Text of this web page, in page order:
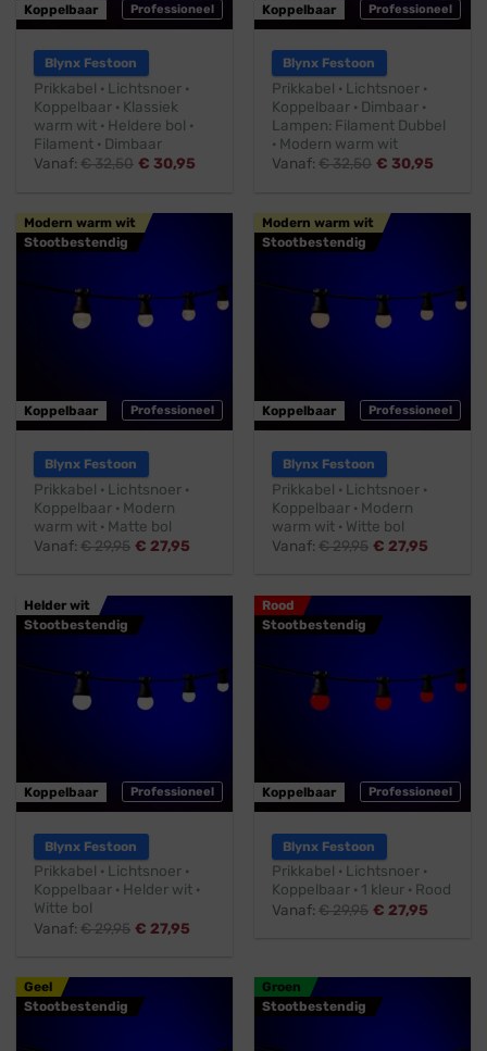
Professioneel
Koppelbaar
Blynx Festoon
Prikkabel · Lichtsnoer ·
Koppelbaar · Klassiek
warm wit · Heldere bol ·
Filament · Dimbaar
Vanaf:€32,50 € 30,95
Professioneel
Koppelbaar
Blynx Festoon
Prikkabel · Lichtsnoer ·
Koppelbaar · Dimbaar ·
Lampen: Filament Dubbel
· Modern warm wit
Vanaf:€32,50 € 30,95
Professioneel
Modern warm wit
Stootbestendig
Koppelbaar
Blynx Festoon
Prikkabel · Lichtsnoer ·
Koppelbaar · Modern
warm wit · Matte bol
Vanaf:€29,95 € 27,95
Professioneel
Modern warm wit
Stootbestendig
Koppelbaar
Blynx Festoon
Prikkabel · Lichtsnoer ·
Koppelbaar · Modern
warm wit · Witte bol
Vanaf:€29,95 € 27,95
Helder wit
Stootbestendig
Professioneel
Koppelbaar
Blynx Festoon
Prikkabel · Lichtsnoer ·
Koppelbaar · Helder wit ·
Witte bol
Vanaf:€29,95 € 27,95
Rood
Stootbestendig
Professioneel
Koppelbaar
Blynx Festoon
Prikkabel · Lichtsnoer ·
Koppelbaar · 1 kleur · Rood
Vanaf:€29,95 € 27,95
Geel
Stootbestendig
Groen
Stootbestendig